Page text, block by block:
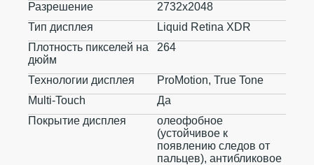
Разрешение
2732x2048
Тип дисплея
Liquid Retina XDR
Плотность пикселей на
дюйм
264
Технологии дисплея
ProMotion, True Tone
Multi-Touch
Да
Покрытие дисплея
олеофобное
(устойчивое к
появлению следов от
пальцев), антибликовое